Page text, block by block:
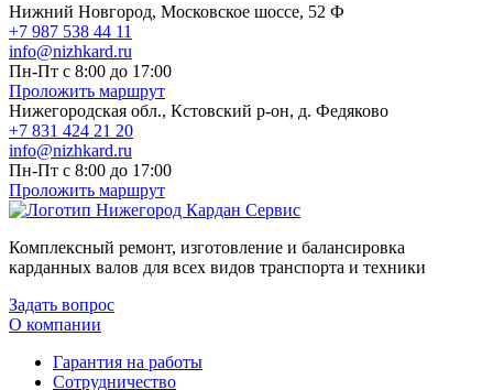
Нижний Новгород, Московское шоссе, 52 Ф
+7 987 538 44 11
info@nizhkard.ru
Пн-Пт с 8:00 до 17:00
Проложить маршрут
Нижегородская обл., Кстовский р-он, д. Федяково
+7 831 424 21 20
info@nizhkard.ru
Пн-Пт с 8:00 до 17:00
Проложить маршрут
Комплексный ремонт, изготовление и балансировка
карданных валов для всех видов транспорта и техники
Задать вопрос
О компании
Гарантия на работы
Сотрудничество